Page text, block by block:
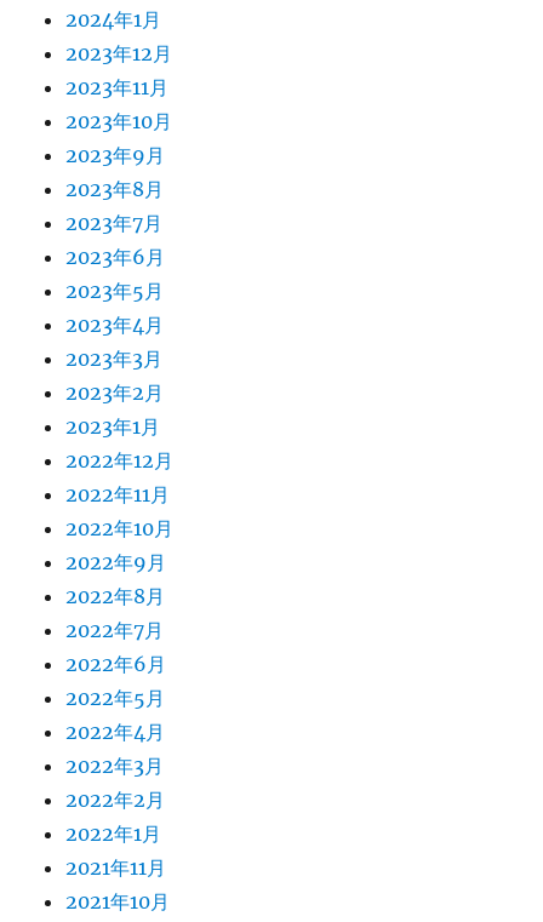
2024年1月
2023年12月
2023年11月
2023年10月
2023年9月
2023年8月
2023年7月
2023年6月
2023年5月
2023年4月
2023年3月
2023年2月
2023年1月
2022年12月
2022年11月
2022年10月
2022年9月
2022年8月
2022年7月
2022年6月
2022年5月
2022年4月
2022年3月
2022年2月
2022年1月
2021年11月
2021年10月